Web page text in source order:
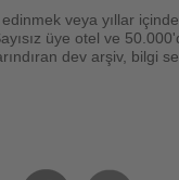
veya yıllar
üye otel ve
dev arşiv, bilgi